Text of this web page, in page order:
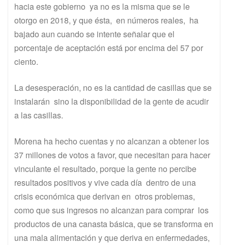
hacia este gobierno ya no es la misma que se le
otorgo en 2018, y que ésta, en números reales, ha
bajado aun cuando se intente señalar que el
porcentaje de aceptación está por encima del 57 por
ciento.
La desesperación, no es la cantidad de casillas que se
instalarán sino la disponibilidad de la gente de acudir
a las casillas.
Morena ha hecho cuentas y no alcanzan a obtener los
37 millones de votos a favor, que necesitan para hacer
vinculante el resultado, porque la gente no percibe
resultados positivos y vive cada día dentro de una
crisis económica que derivan en otros problemas,
como que sus ingresos no alcanzan para comprar los
productos de una canasta básica, que se transforma en
una mala alimentación y que deriva en enfermedades,